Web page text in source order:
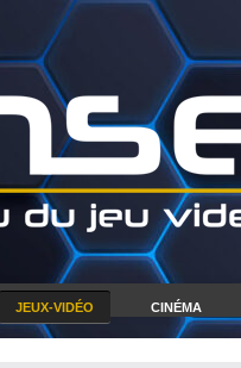
JEUX-VIDÉO CINÉMA